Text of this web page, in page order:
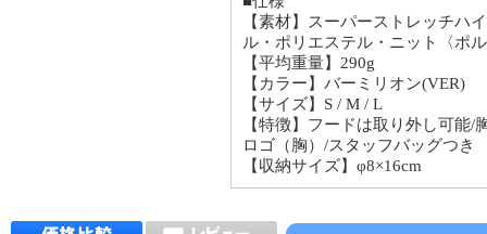
【素材】スーパーストレッチハ
ル・ポリエステル・ニット〈ポ
【平均重量】290g
【カラー】バーミリオン(VER)
【サイズ】S / M / L
【特徴】フードは取り外し可能
ロゴ（胸）/スタッフバッグつき
【収納サイズ】φ8×16cm